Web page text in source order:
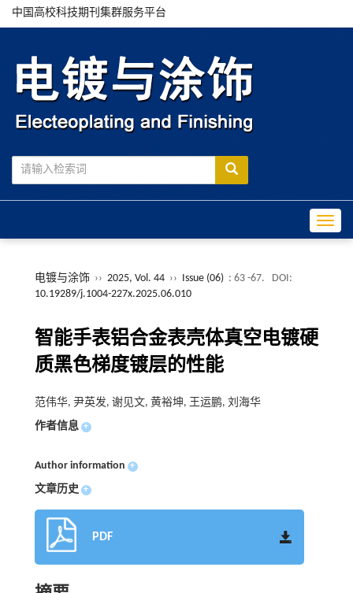
中国高校科技期刊集群服务平台
电镀与涂饰 ›› 2025, Vol. 44 ›› Issue (06) : 63 -67.
DOI:
10.19289/j.1004-227x.2025.06.010
智能手表铝合金表壳体真空电镀硬
质黑色梯度镀层的性能
范伟华, 尹英发, 谢见文, 黄裕坤, 王运鹏, 刘海华
作者信息 +
Author information +
文章历史 +
PDF